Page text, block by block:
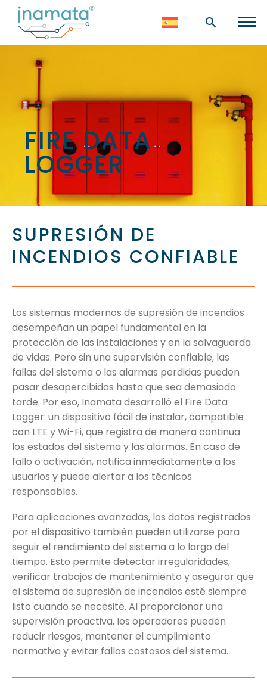
FIRE DATA
LOGGER
SUPRESIÓN DE
INCENDIOS CONFIABLE
Los sistemas modernos de supresión de incendios
desempeñan un papel fundamental en la
protección de las instalaciones y en la salvaguarda
de vidas. Pero sin una supervisión confiable, las
fallas del sistema o las alarmas perdidas pueden
pasar desapercibidas hasta que sea demasiado
tarde. Por eso, Inamata desarrolló el Fire Data
Logger: un dispositivo fácil de instalar, compatible
con LTE y Wi-Fi, que registra de manera continua
los estados del sistema y las alarmas. En caso de
fallo o activación, notifica inmediatamente a los
usuarios y puede alertar a los técnicos
responsables.
Para aplicaciones avanzadas, los datos registrados
por el dispositivo también pueden utilizarse para
seguir el rendimiento del sistema a lo largo del
tiempo. Esto permite detectar irregularidades,
verificar trabajos de mantenimiento y asegurar que
el sistema de supresión de incendios esté siempre
listo cuando se necesite. Al proporcionar una
supervisión proactiva, los operadores pueden
reducir riesgos, mantener el cumplimiento
normativo y evitar fallos costosos del sistema.